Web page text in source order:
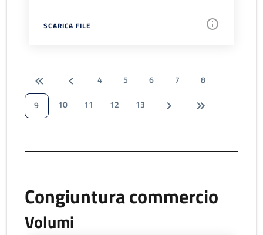
SCARICA FILE
4 5 6 7
8
9
10 11 12 13
Congiuntura commercio
Volumi